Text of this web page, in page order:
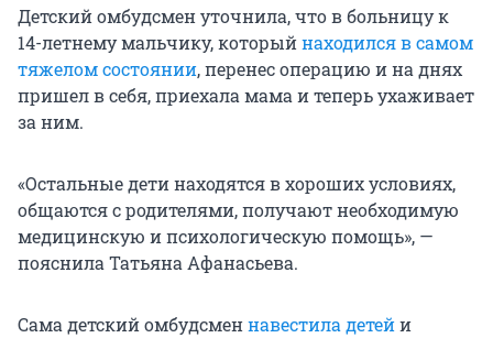
Детский омбудсмен уточнила, что в больницу к
14-летнему мальчику, которыйнаходился в самом
тяжелом состоянии, перенес операцию и на днях
пришел в себя, приехала мама и теперь ухаживает
за ним.
«Остальные дети находятся в хороших условиях,
общаются с родителями, получают необходимую
медицинскую и психологическую помощь», —
пояснила Татьяна Афанасьева.
Сама детский омбудсменнавестила детейи